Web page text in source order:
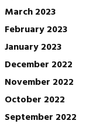
March 2023
February 2023
January 2023
December 2022
November 2022
October 2022
September 2022